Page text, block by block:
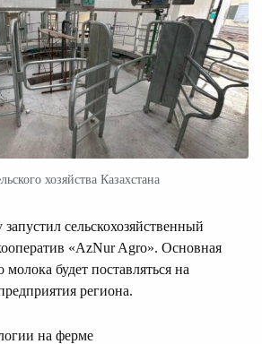
хозяйства Казахстана
сельскохозяйственный
«AzNur Agro». Основная
будет поставляться на
региона.
на ферме